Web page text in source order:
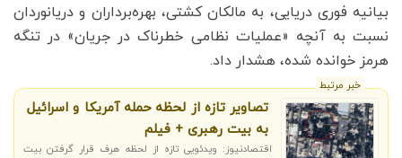
بیانیه فوری دریایی، به مالکان کشتی، بهره‌برداران و دریانوردان
نسبت به آنچه «عملیات نظامی خطرناک در جریان» در تنگه
هرمز خوانده شده، هشدار داد.
خبر مرتبط
تصاویر تازه از لحظه حمله آمریکا و اسرائیل
به بیت رهبری + فیلم
اقتصادنیوز: ویدئویی تازه از لحظه هرف قرار گرفتن بیت